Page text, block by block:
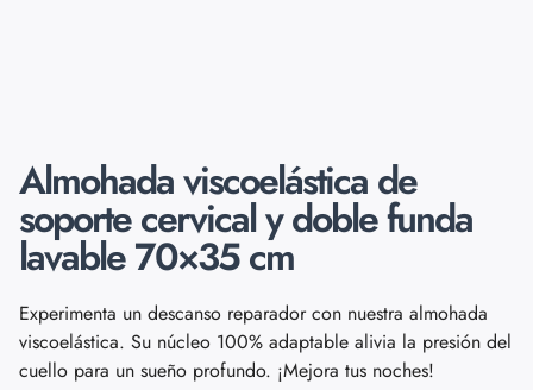
Almohada viscoelástica de
soporte cervical y doble funda
lavable 70×35 cm
Experimenta un descanso reparador con nuestra almohada
viscoelástica. Su núcleo 100% adaptable alivia la presión del
cuello para un sueño profundo. ¡Mejora tus noches!